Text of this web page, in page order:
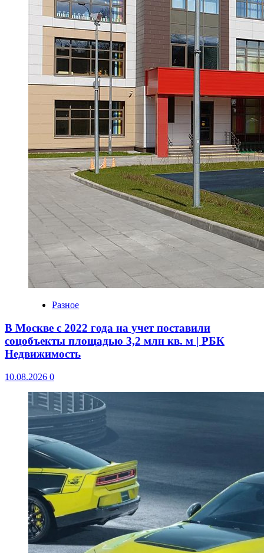
Разное
В Москве с 2022 года на учет поставили
соцобъекты площадью 3,2 млн кв. м | РБК
Недвижимость
10.08.2026 0